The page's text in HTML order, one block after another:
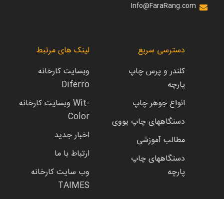
Info@FaraRang.com
دسترسی سریع
کلندر و پرس چاپ
پارچه
انواع جوهر چاپ
دستگاههای چاپ یووی
مطالب آموزشی
دستگاههای چاپ
پارچه
لینک های مرتبط
وبسایت کارخانه
Diferro
وبسایت کارخانه Wit-
Color
اخبار جدید
ارتباط با ما
وب سایت کارخانه
TAIMES